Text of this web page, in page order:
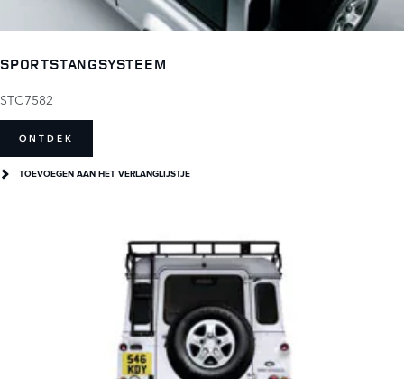
SPORTSTANGSYSTEEM
STC7582
ONTDEK
TOEVOEGEN AAN HET VERLANGLIJSTJE